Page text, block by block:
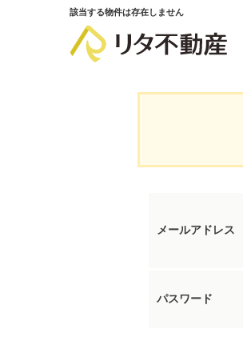
該当する物件は存在しません
メールアドレス
パスワード